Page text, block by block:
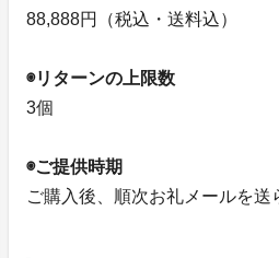
88,888円（税込・送料込）
◉リターンの上限数
3個
◉ご提供時期
ご購入後、順次お礼メールを送